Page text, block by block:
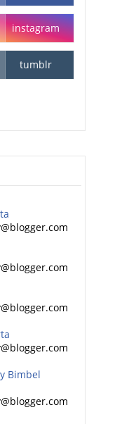
instagram
tumblr
Bimbel